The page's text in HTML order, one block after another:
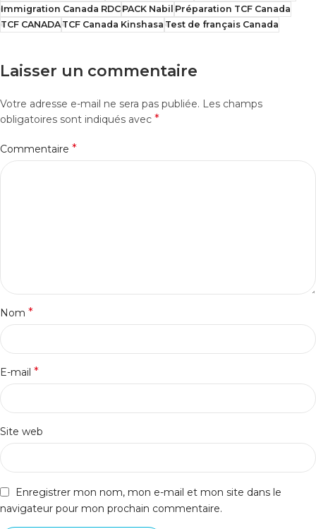
Immigration Canada RDCPACK Nabil Préparation TCF Canada
TCF CANADATCF Canada Kinshasa Test de français Canada
Laisser un commentaire
Votre adresse e-mail ne sera pas publiée. Les champs
obligatoires sont indiqués avec *
Commentaire *
Nom *
E-mail *
Site web
Enregistrer mon nom, mon e-mail et mon site dans le
navigateur pour mon prochain commentaire.